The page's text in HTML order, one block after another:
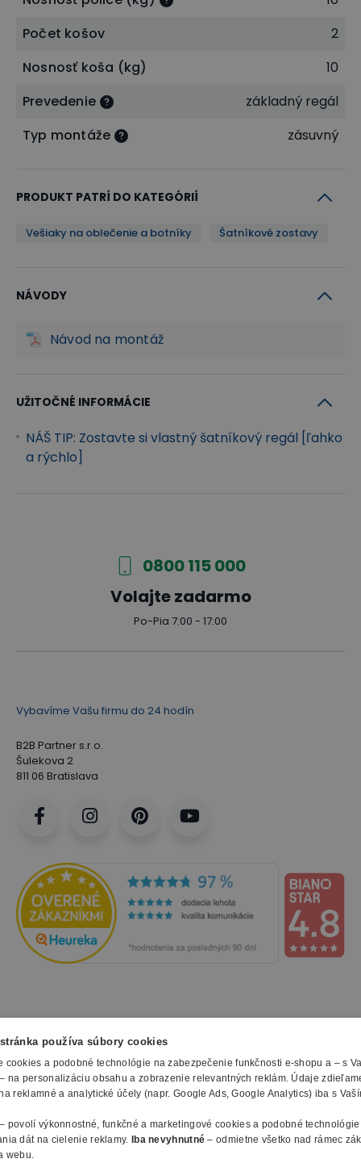
NÁŠ TIP
Vytvorte si zostavu presne podľa
vašich predstáv z jednotlivých dielov:
Počet košov
2
Nosnosť koša (kg)
10
Prevedenie
základný regál
Typ montáže
zásuvný
PRODUKT PATRÍ DO KATEGÓRIÍ
Vešiaky na oblečenie a botníky Šatníkové zostavy
NÁVODY
Návod na montáž
UŽITOČNÉ INFORMÁCIE
NÁŠ TIP: Zostavte si vlastný šatníkový regál [ľahko
a rýchlo]
0800 115 000
Volajte zadarmo
Po-Pia 7:00 - 17:00
Vybavíme Vašu firmu do 24 hodín
B2B Partner s.r.o.
Šulekova 2
811 06 Bratislava
NAKUPOVANIE
Všetko o nákupe
Obchodné podmienky
Spôsoby platby
Záruky, servis a reklamácie
SLUŽBY
Reklamačný formulár
E-procurement
O FIRME
O nás
používa súbory cookies
cookies a podobné technológie na zabezpečenie funkčnosti e-shopu a – s
na personalizáciu obsahu a zobrazenie relevantných reklám. Údaje
reklamné a analytické účely (napr. Google Ads, Google Analytics) iba s
povolí výkonnostné, funkčné a marketingové cookies a podobné
dát na cielenie reklamy.
Iba nevyhnutné – odmietne všetko nad rámec
webu.